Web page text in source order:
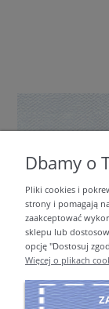
Dbamy o
Pliki cookies i
strony i pomagają
zaakceptować
sklepu lub
opcję "Dostosuj
Więcej o plikach